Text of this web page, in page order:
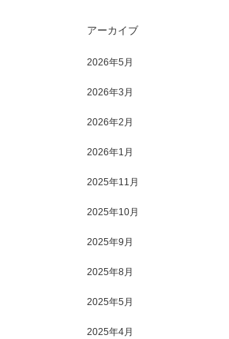
ツァルト：交響曲第39番変ホ長調～小さ
アーカイブ
2026年5月
2026年3月
2026年2月
2026年1月
2025年11月
2025年10月
2025年9月
2025年8月
2025年5月
2025年4月